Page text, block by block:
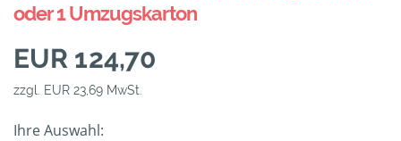
oder 1 Umzugskarton
EUR 124,70
zzgl. EUR 23,69 MwSt.
Ihre Auswahl: